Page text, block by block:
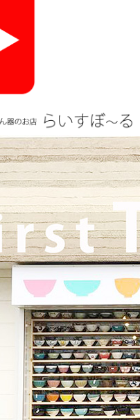
ました！新商品をたくさ
来店をお待ちしております
す♪海外発送も承っており
覧いただきありがとうご
ープンとなります！ご期待
火）
までの営業となり
月26日 東海テレビ 『ニュ
「東海地方の専門店」コー
る 春日井店が紹介されま
9月17日 中日新聞朝刊18